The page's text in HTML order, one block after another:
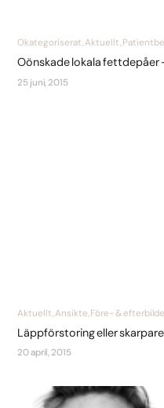
Okategoriserat, Aktuellt,
Oönskade lokala fettdepåer
25 juni, 2015
Aktuellt, Ansikte, Före- &
Läppförstoring eller
20 april, 2015